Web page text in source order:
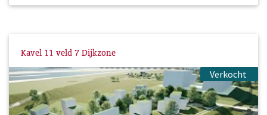
Kavel 11 veld 7 Dijkzone
Verkocht